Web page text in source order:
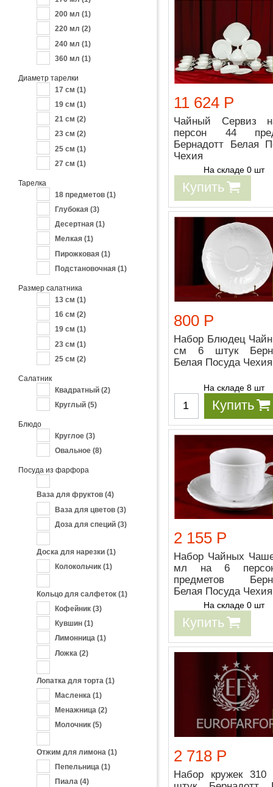
200 мл (1)
220 мл (2)
240 мл (1)
360 мл (1)
Диаметр тарелки
17 см (1)
19 см (1)
21 см (2)
23 см (2)
25 см (1)
27 см (1)
Тарелка
18 предметов (1)
Глубокая (3)
Десертная (1)
Мелкая (1)
Пирожковая (1)
Подстановочная (1)
Размер салатника
13 см (1)
16 см (2)
19 см (1)
23 см (1)
25 см (2)
Салатник
Квадратный (2)
Круглый (5)
Блюдо
Круглое (3)
Овальное (8)
Посуда из фарфора
Ваза для фруктов (4)
Ваза для цветов (3)
Доза для специй (3)
Доска для нарезки (1)
Колокольчик (1)
Кольцо для салфеток (1)
Кофейник (3)
Кувшин (1)
Лимонница (1)
Ложка (2)
Лопатка для торта (1)
Масленка (1)
Менажница (2)
Молочник (5)
Отжим для лимона (1)
Пепельница (1)
Пиала (4)
11 624 Р
Чайный Сервиз
персон 44
Бернадотт Белая
Чехия
На складе 0 шт
Купить
800 Р
Набор Блюдец
см 6 штук
Белая Посуда Чехия
На складе 8 шт
Купить
2 155 Р
Набор Чайных
мл на 6
предметов
Белая Посуда Чехия
На складе 0 шт
Купить
2 718 Р
Набор кружек